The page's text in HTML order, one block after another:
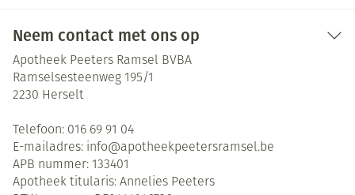
Neem contact met ons op
Apotheek Peeters Ramsel BVBA
Ramselsesteenweg 195/1
2230 Herselt
Telefoon: 016 69 91 04
E-mailadres: info@apotheekpeetersramsel.be
APB nummer: 133401
Apotheek titularis: Annelies Peeters